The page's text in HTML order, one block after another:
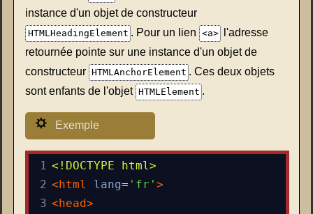
instance d'un objet de constructeur
HTMLHeadingElement . Pour un lien <a>
l'adresse
retournée pointe sur une instance d'un objet de
constructeur HTMLAnchorElement . Ces deux objets
sont enfants de l'objet HTMLElement .
Exemple
1 <!DOCTYPE html>
2 < html lang= 'fr' >
3 < head>